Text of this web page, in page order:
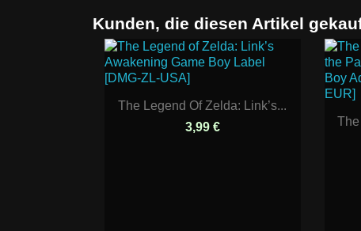
Kunden, die diesen Artikel
The Legend Of Zelda: Link’s...
3,99 €